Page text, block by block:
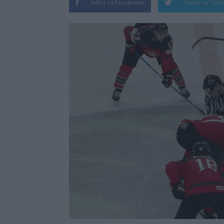
Sdílet na Facebooku Tweet na